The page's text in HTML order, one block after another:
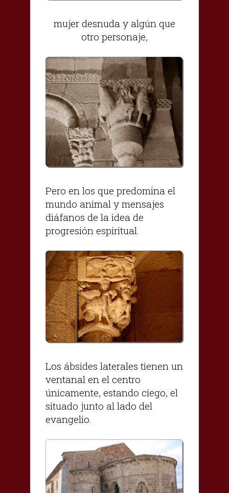
mujer desnuda y algún que
otro personaje,
Pero en los que predomina el
mundo animal y mensajes
diáfanos de la idea de
progresión espiritual.
Los ábsides laterales tienen un
ventanal en el centro
únicamente, estando ciego, el
situado junto al lado del
evangelio.